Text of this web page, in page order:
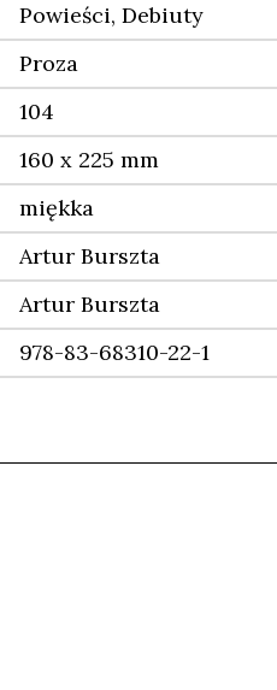
Powieści, Debiuty
Proza
104
160 x 225 mm
miękka
Artur Burszta
Artur Burszta
978-83-68310-22-1